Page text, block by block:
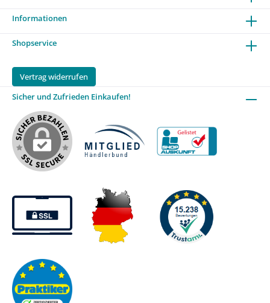
Informationen
Shopservice
Vertrag widerrufen
Sicher und Zufrieden Einkaufen!